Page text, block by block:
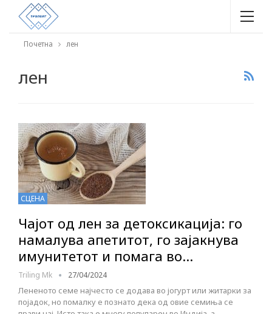
Почетна лен
лен
СЦЕНА
Чајот од лен за детоксикација: го
намалува апетитот, го зајакнува
имунитетот и помага во…
Triling Mk 27/04/2024
Лененото семе најчесто се додава во јогурт или житарки за
појадок, но помалку е познато дека од овие семиња се